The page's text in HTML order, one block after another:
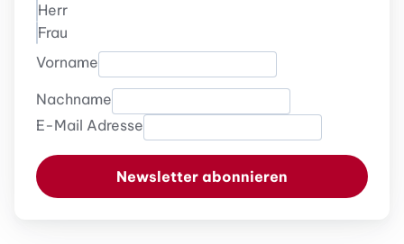
Herr
Frau
Vorname
Nachname
E-Mail Adresse
Newsletter abonnieren